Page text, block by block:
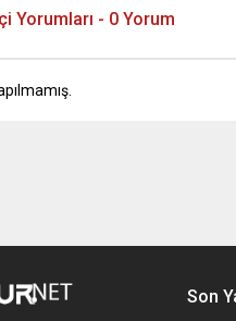
Yorumları - 0 Yorum
Son